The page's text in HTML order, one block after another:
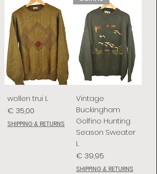
wollen trui L
Prijs
€ 35,00
SHIPPING & RETURNS
Vintage
Buckingham
Golfino Hunting
Season Sweater
L
Prijs
€ 39,95
SHIPPING & RETURNS